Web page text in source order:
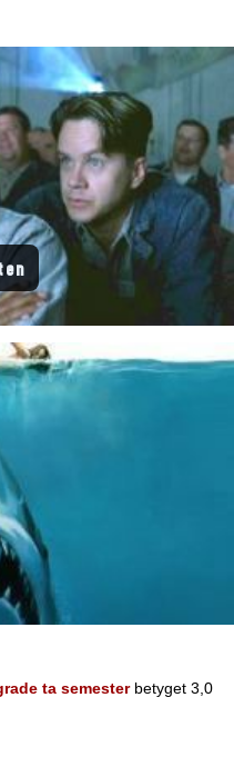
ta semester betyget 3,0